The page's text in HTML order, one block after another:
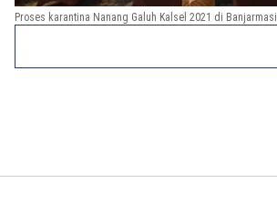
Proses karantina Nanang Galuh Kalsel 2021 di